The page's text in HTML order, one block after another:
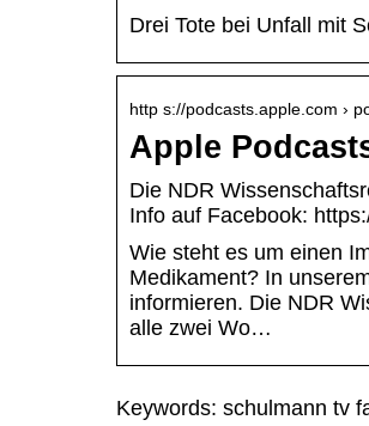
Drei Tote bei Unfall mit
http s://podcasts.apple.com ›
Apple
Die NDR
Info auf Facebook:
Wie steht es um einen
Medikament? In
informieren. Die NDR
alle zwei Wo…
Keywords: schulmann tv
Nachhaltig
zum